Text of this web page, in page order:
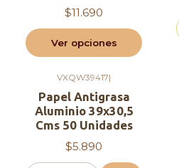
$11.690
Ver opciones
VXQW39417|
Papel Antigrasa
Aluminio 39x30,5
Cms 50 Unidades
$5.890